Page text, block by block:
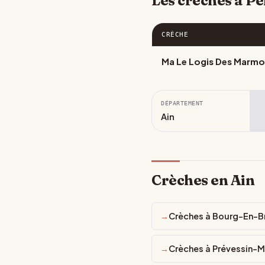
CRÈCHE
Ma Le Logis Des
DÉPARTEMENT
Ain
Crèches en Ain
Crèches à Bourg-En-
Crèches à Prévessin-